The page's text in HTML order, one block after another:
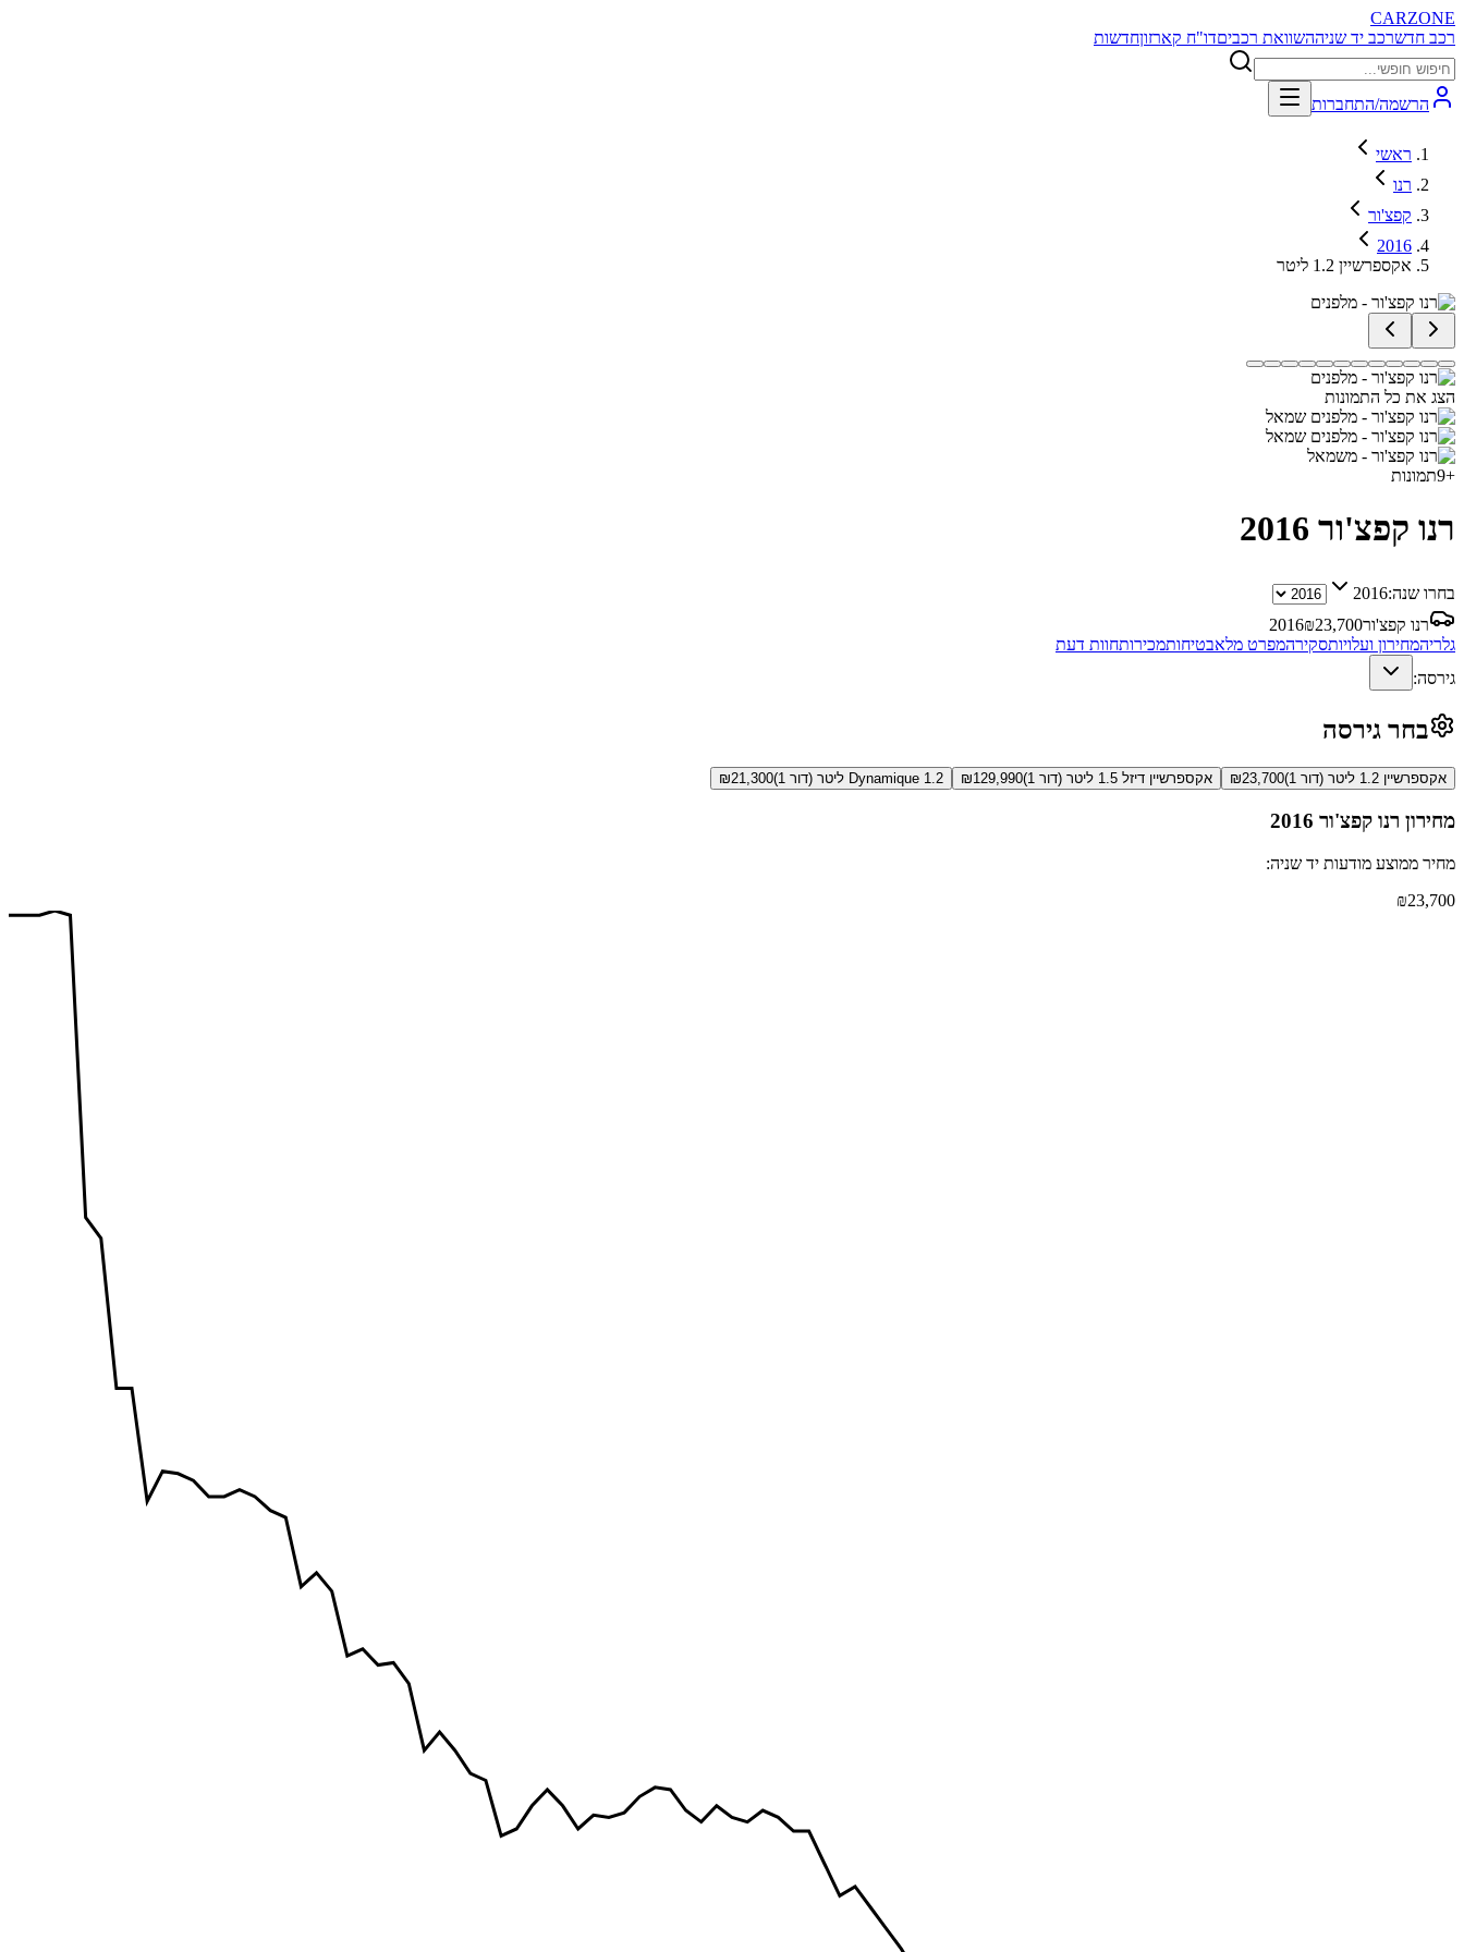
CARZONE
רכב חדשרכב יד שניההשוואת רכביםדו"ח קארזוןחדשות
הרשמה/התחברות
ראשי
רנו
קפצ'ור
2016
אקספרשיין 1.2 ליטר
הצג את כל התמונות
+
9תמונות
רנו קפצ'ור 2016
בחרו שנה:2016
רנו קפצ'ור
2016₪23,700
גלריהמחירון ועלויותסקירהמפרט מלאבטיחותמכירותחוות דעת
גירסה:
בחר גירסה
אקספרשיין 1.2 ליטר (דור 1) ₪23,700 אקספרשיין דיזל 1.5 ליטר (דור 1) ₪129,990 Dynamique 1.2 ליטר (דור 1) ₪21,300
מחירון רנו קפצ'ור 2016
מחיר ממוצע מודעות יד שניה:
₪23,700